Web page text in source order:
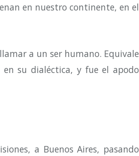
en nuestro continente, en el
a un ser humano. Equivale
su dialéctica, y fue el apodo
a Buenos Aires, pasando